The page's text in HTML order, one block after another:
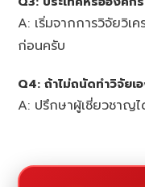
A: เริ่มจากการวิจัยวิเ
ก่อนครับ
Q4: ถ้าไม่ถนัดทำวิจัยเ
A: ปรึกษาผู้เชี่ยวชาญ